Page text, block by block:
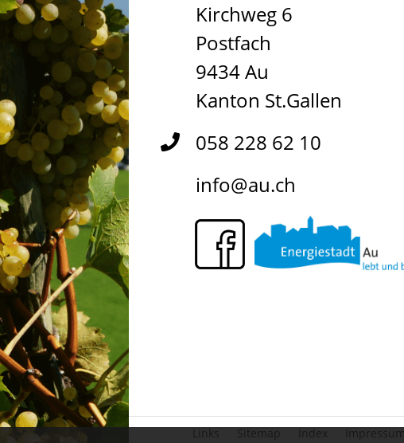
Kirchweg 6
Postfach
9434 Au
Kanton St.Gallen
058 228 62 10
info@au.ch
Links Sitemap Index Impressum